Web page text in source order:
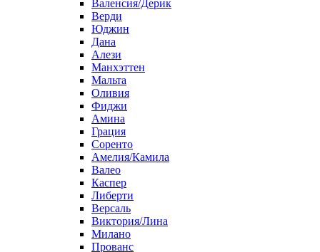
Валенсия/Дерик
Верди
Юджин
Дана
Алези
Манхэттен
Мальта
Оливия
Фиджи
Амина
Грация
Соренто
Амелия/Камила
Валео
Каспер
Либерти
Версаль
Виктория/Лина
Милано
Прованс